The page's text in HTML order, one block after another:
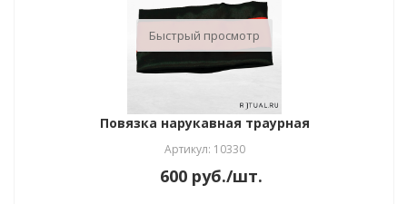
Быстрый просмотр
Повязка нарукавная траурная
Артикул: 10330
600руб./шт.